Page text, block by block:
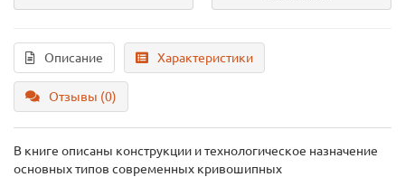
Описание Характеристики
Отзывы (0)
В книге описаны конструкции и технологическое назначение
основных типов современных кривошипных